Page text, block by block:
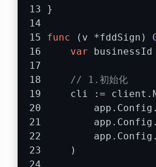
}
func (v *fddSign)
var businessId
// 1.初始化
cli :=
    )